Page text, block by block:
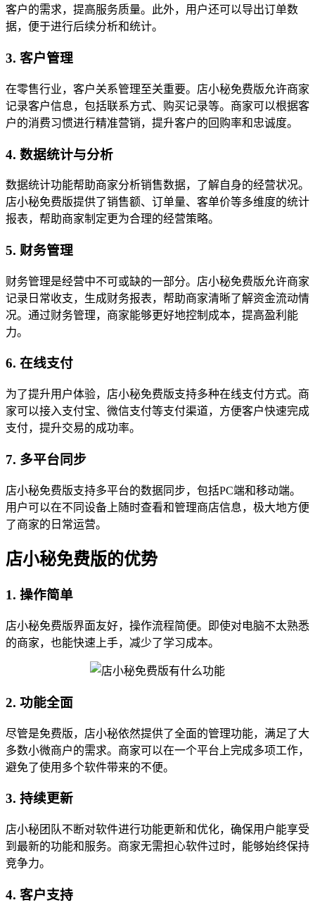
客户的需求，提高服务质量。此外，用户还可以导出订单数
据，便于进行后续分析和统计。
3. 客户管理
在零售行业，客户关系管理至关重要。店小秘免费版允许商家
记录客户信息，包括联系方式、购买记录等。商家可以根据客
户的消费习惯进行精准营销，提升客户的回购率和忠诚度。
4. 数据统计与分析
数据统计功能帮助商家分析销售数据，了解自身的经营状况。
店小秘免费版提供了销售额、订单量、客单价等多维度的统计
报表，帮助商家制定更为合理的经营策略。
5. 财务管理
财务管理是经营中不可或缺的一部分。店小秘免费版允许商家
记录日常收支，生成财务报表，帮助商家清晰了解资金流动情
况。通过财务管理，商家能够更好地控制成本，提高盈利能
力。
6. 在线支付
为了提升用户体验，店小秘免费版支持多种在线支付方式。商
家可以接入支付宝、微信支付等支付渠道，方便客户快速完成
支付，提升交易的成功率。
7. 多平台同步
店小秘免费版支持多平台的数据同步，包括PC端和移动端。
用户可以在不同设备上随时查看和管理商店信息，极大地方便
了商家的日常运营。
店小秘免费版的优势
1. 操作简单
店小秘免费版界面友好，操作流程简便。即使对电脑不太熟悉
的商家，也能快速上手，减少了学习成本。
2. 功能全面
尽管是免费版，店小秘依然提供了全面的管理功能，满足了大
多数小微商户的需求。商家可以在一个平台上完成多项工作，
避免了使用多个软件带来的不便。
3. 持续更新
店小秘团队不断对软件进行功能更新和优化，确保用户能享受
到最新的功能和服务。商家无需担心软件过时，能够始终保持
竞争力。
4. 客户支持